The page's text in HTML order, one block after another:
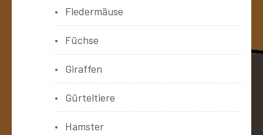
Fledermäuse
Füchse
Giraffen
Gürteltiere
Hamster